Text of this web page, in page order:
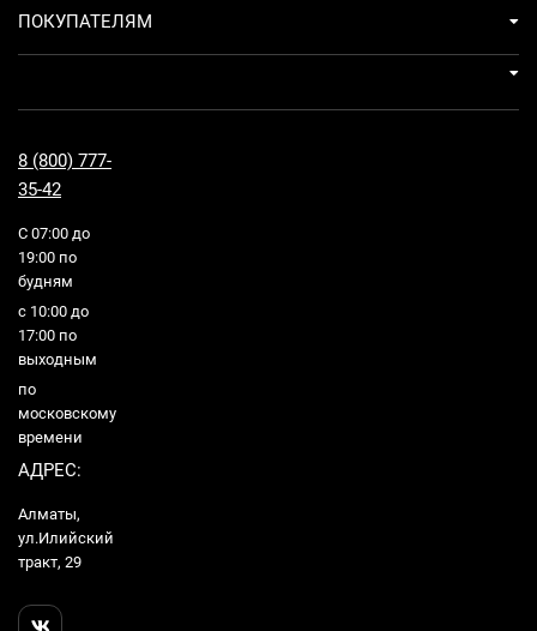
ПОКУПАТЕЛЯМ
8 (800) 777-
35-42
С 07:00 до
19:00 по
будням
с 10:00 до
17:00 по
выходным
по
московскому
времени
АДРЕС:
Алматы,
ул.Илийский
тракт, 29